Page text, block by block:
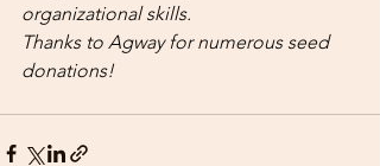
organizational skills.
Thanks to Agway for numerous seed
donations!